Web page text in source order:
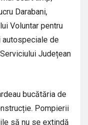
Darabani,
Voluntar pentru
autospeciale de
Județean
bucătăria de
Pompierii
să nu se extindă